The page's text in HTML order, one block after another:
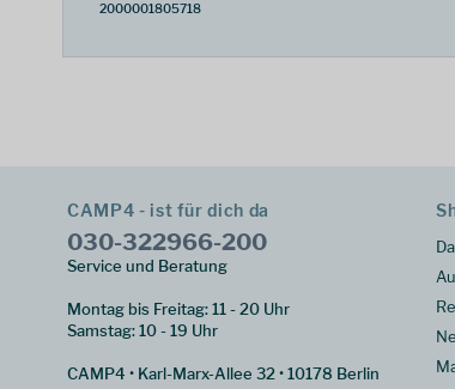
2000001805718
CAMP4 - ist für dich da
030-322966-200
Service und Beratung
Montag bis Freitag: 11 - 20 Uhr
Samstag: 10 - 19 Uhr
CAMP4 • Karl-Marx-Allee 32 • 10178 Berlin